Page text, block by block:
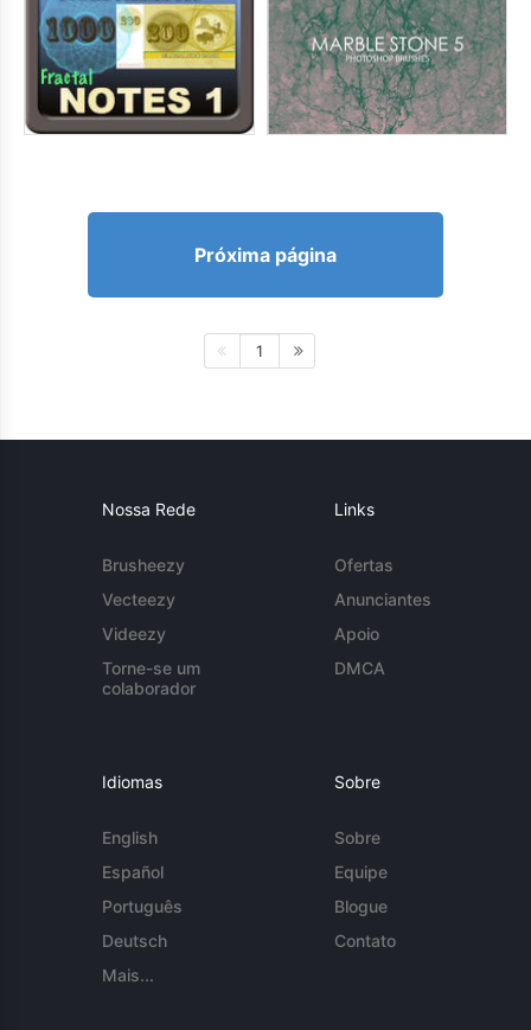
Próxima página
1
Nossa Rede
Brusheezy
Vecteezy
Videezy
Torne-se um
colaborador
Links
Ofertas
Anunciantes
Apoio
DMCA
Idiomas
English
Español
Português
Deutsch
Mais...
Sobre
Sobre
Equipe
Blogue
Contato